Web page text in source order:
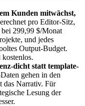
Kunden mitwächst,
pro Editor-Sitz,
299,99 $/Monat
und jedes
Output-Budget.
dicht statt template-
gehen in den
das Narrativ. Für
Lesung der